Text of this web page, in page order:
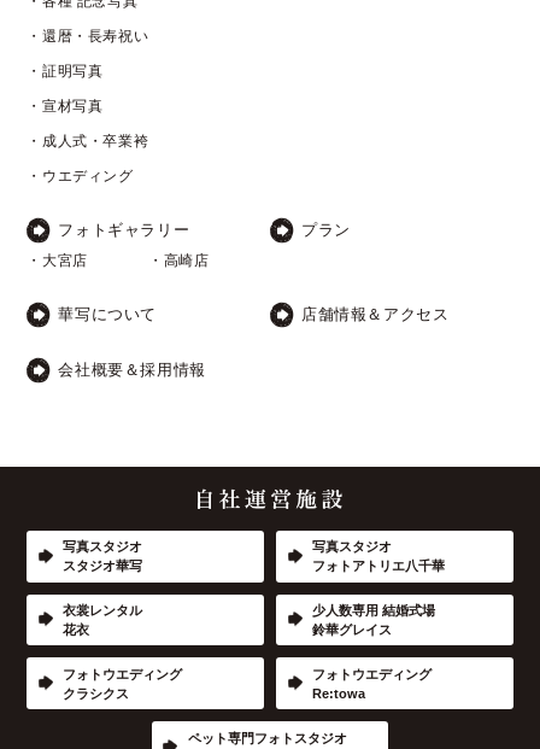
・還暦・長寿祝い
・証明写真
・宣材写真
・成人式・卒業袴
・ウエディング
フォトギャラリー
・大宮店 ・高崎店
プラン
華写について 店舗情報＆アクセス
会社概要＆採用情報
写真スタジオ
スタジオ華写
写真スタジオ
フォトアトリエ八千華
衣裳レンタル
花衣
少人数専用 結婚式場
鈴華グレイス
フォトウエディング
クラシクス
フォトウエディング
Re:towa
ペット専門フォトスタジオ